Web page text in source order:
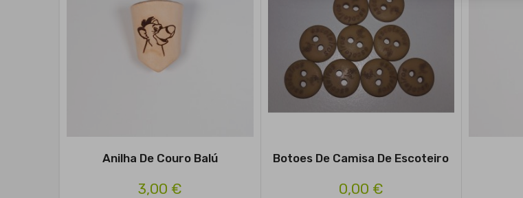
Anilha De Couro Balú
3,00 €
Botoes De Camisa De Escoteiro
0,00 €